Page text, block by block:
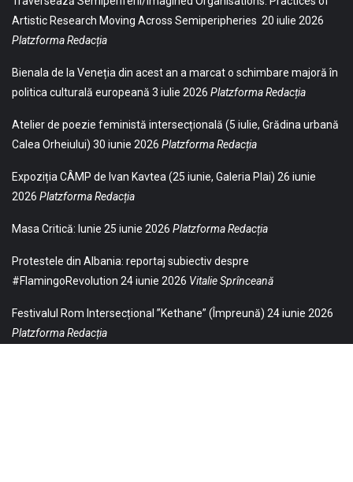
Artistic Research Moving Across Semiperipheries 20 iulie 2026
Platzforma Redacția
Bienala de la Veneția din acest an a marcat o schimbare majoră în
politica culturală europeană 3 iulie 2026 Platzforma Redacția
Atelier de poezie feministă intersecțională (5 iulie, Grădina urbană
Calea Orheiului) 30 iunie 2026 Platzforma Redacția
Expoziția CÂMP de Ivan Kavtea (25 iunie, Galeria Plai) 26 iunie
2026 Platzforma Redacția
Masa Critică: Iunie 25 iunie 2026 Platzforma Redacția
Protestele din Albania: reportaj subiectiv despre
#FlamingoRevolution 24 iunie 2026 Vitalie Sprînceană
Festivalul Rom Intersecțional ”Kethane” (Împreună) 24 iunie 2026
Platzforma Redacția